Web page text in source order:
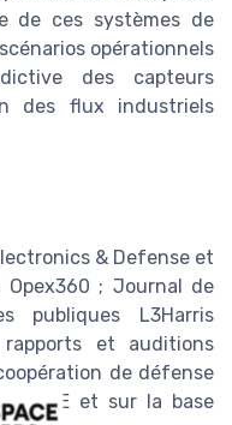
de ces systèmes de
opérationnels
des capteurs
des flux industriels
& Defense et
Opex360 ; Journal de
publiques L3Harris
et auditions
de défense
MALE et sur la base